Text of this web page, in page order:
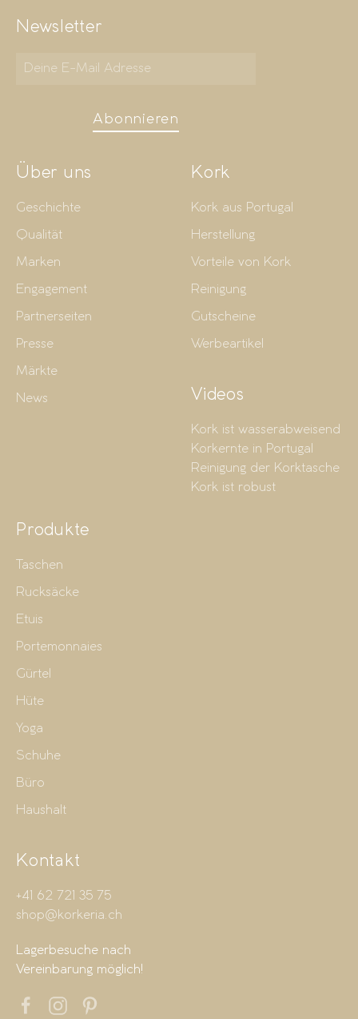
Newsletter
Abonnieren
Über uns
Geschichte
Qualität
Marken
Engagement
Partnerseiten
Presse
Märkte
News
Kork
Kork aus Portugal
Herstellung
Vorteile von Kork
Reinigung
Gutscheine
Werbeartikel
Videos
Kork ist wasserabweisend
Korkernte in Portugal
Reinigung der Korktasche
Kork ist robust
Produkte
Taschen
Rucksäcke
Etuis
Portemonnaies
Gürtel
Hüte
Yoga
Schuhe
Büro
Haushalt
Kontakt
+41 62 721 35 75
shop@korkeria.ch
Lagerbesuche nach
Vereinbarung möglich!